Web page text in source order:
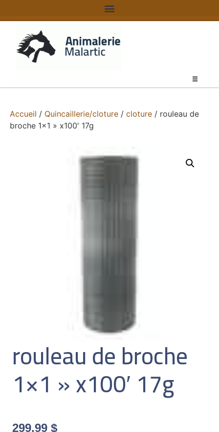
Accueil / Quincaillerie/cloture / cloture / rouleau de
broche 1×1 » x100′ 17g
rouleau de broche
1×1 » x100′ 17g
299.99 $